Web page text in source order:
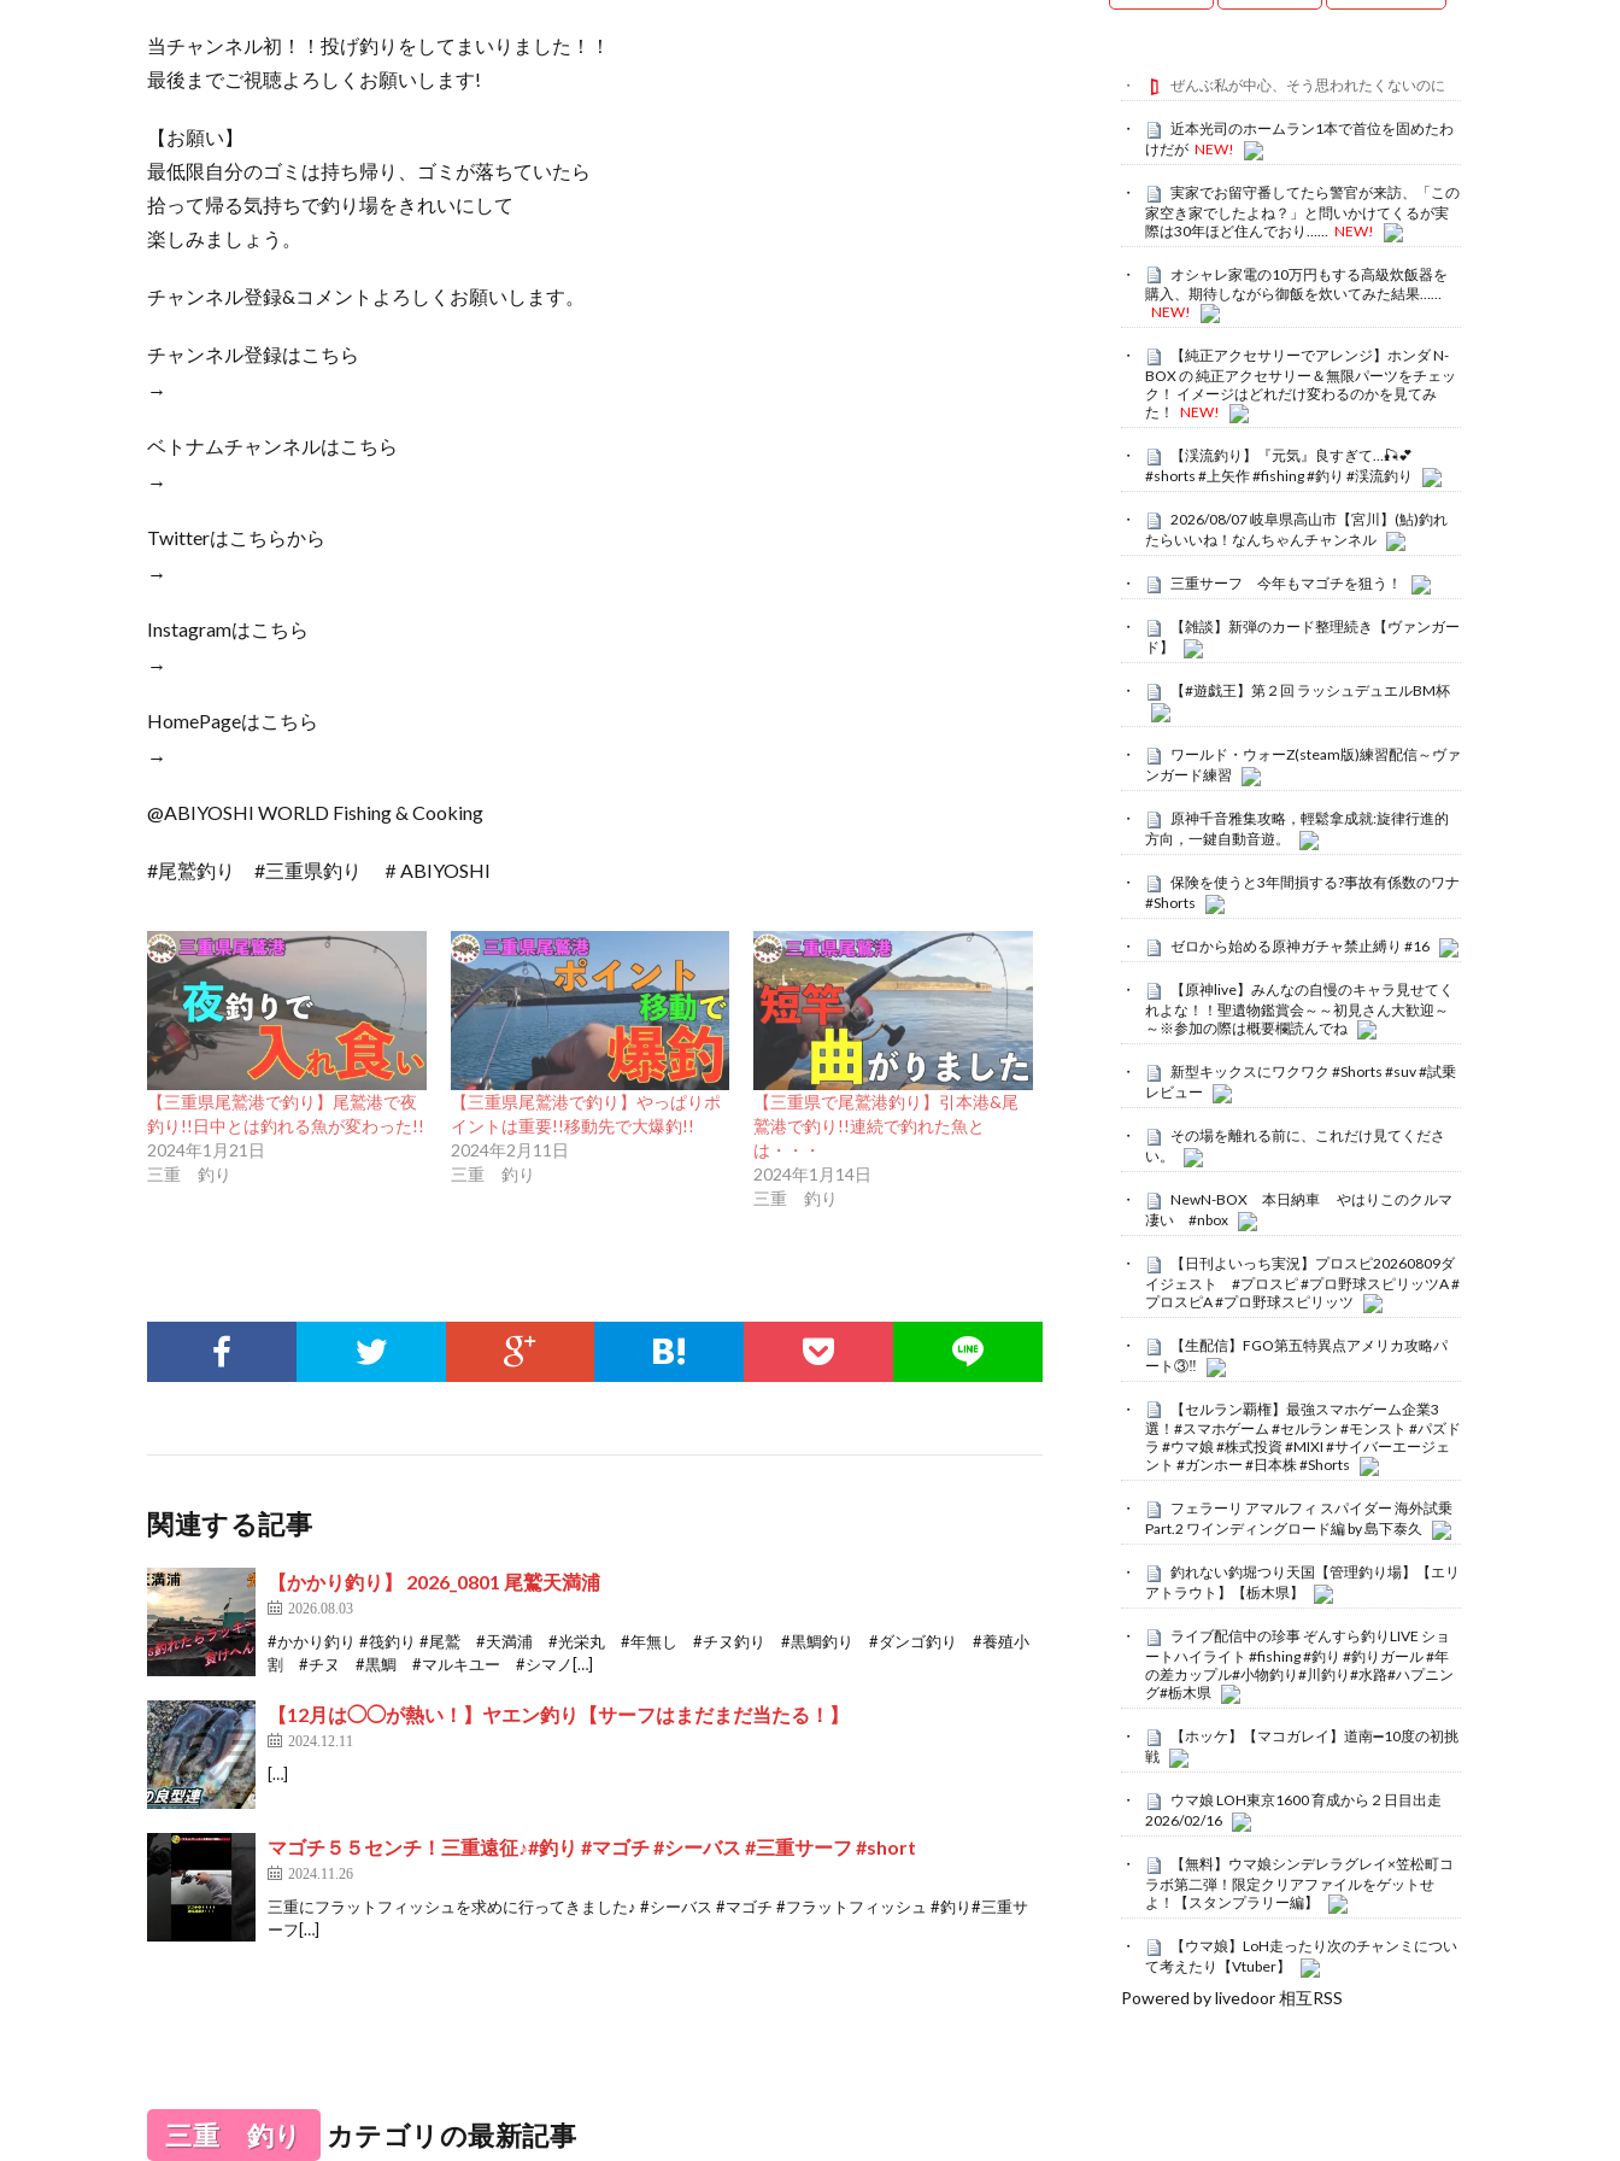
当チャンネル初！！投げ釣りをしてまいりました！！
最後までご視聴よろしくお願いします!
【お願い】
最低限自分のゴミは持ち帰り、ゴミが落ちていたら
拾って帰る気持ちで釣り場をきれいにして
楽しみましょう。
チャンネル登録&コメントよろしくお願いします。
チャンネル登録はこちら
→
ベトナムチャンネルはこちら
→
Twitterはこちらから
→
Instagramはこちら
→
HomePageはこちら
→
@ABIYOSHI WORLD Fishing & Cooking
#尾鷲釣り #三重県釣り ＃ABIYOSHI
【三重県尾鷲港で釣り】尾鷲港で夜
釣り!!日中とは釣れる魚が変わった!!
2024年1月21日
三重 釣り
【三重県尾鷲港で釣り】やっぱりポ
イントは重要!!移動先で大爆釣!!
2024年2月11日
三重 釣り
【三重県で尾鷲港釣り】引本港&尾
鷲港で釣り!!連続で釣れた魚と
は・・・
2024年1月14日
三重 釣り
関連する記事
【かかり釣り】 2026_0801 尾鷲天満浦
2026.08.03
#かかり釣り #筏釣り #尾鷲 #天満浦 #光栄丸 #年無し #チヌ釣り #黒鯛釣り #ダンゴ釣り #養殖小
割 #チヌ #黒鯛 #マルキユー #シマノ[…]
【12月は◯◯が熱い！】ヤエン釣り【サーフはまだまだ当たる！】
2024.12.11
[…]
マゴチ５５センチ！三重遠征♪#釣り #マゴチ #シーバス #三重サーフ #short
2024.11.26
三重にフラットフィッシュを求めに行ってきました♪ #シーバス #マゴチ #フラットフィッシュ #釣り#三重サ
ーフ[…]
ぜんぶ私が中心、そう思われたくないのに
近本光司のホームラン1本で首位を固めたわ
けだが NEW!
実家でお留守番してたら警官が来訪、「この
家空き家でしたよね？」と問いかけてくるが実
際は30年ほど住んでおり……
NEW!
オシャレ家電の10万円もする高級炊飯器を
購入、期待しながら御飯を炊いてみた結果……
NEW!
【純正アクセサリーでアレンジ】ホンダ N-
BOX の 純正アクセサリー＆無限パーツをチェッ
ク！ イメージはどれだけ変わるのかを見てみ
た！
NEW!
【渓流釣り】『元気』良すぎて…🎣💕
#shorts #上矢作 #fishing #釣り #渓流釣り
2026/08/07 岐阜県高山市【宮川】(鮎)釣れ
たらいいね！なんちゃんチャンネル
三重サーフ 今年もマゴチを狙う！
【雑談】新弾のカード整理続き【ヴァンガー
ド】
【#遊戯王】第２回 ラッシュデュエルBM杯
ワールド・ウォーZ(steam版)練習配信～ヴァ
ンガード練習
原神千音雅集攻略，輕鬆拿成就:旋律行進的
方向，一鍵自動音遊。
保険を使うと3年間損する?事故有係数のワナ
#Shorts
ゼロから始める原神ガチャ禁止縛り #16
【原神live】みんなの自慢のキャラ見せてく
れよな！！聖遺物鑑賞会～～初見さん大歓迎～
～※参加の際は概要欄読んでね
新型キックスにワクワク #Shorts #suv #試乗
レビュー
その場を離れる前に、これだけ見てくださ
い。
NewN-BOX 本日納車 やはりこのクルマ
凄い #nbox
【日刊よいっち実況】プロスピ20260809ダ
イジェスト #プロスピ #プロ野球スピリッツA #
プロスピA #プロ野球スピリッツ
【生配信】FGO第五特異点アメリカ攻略パ
ート③‼️
【セルラン覇権】最強スマホゲーム企業3
選！#スマホゲーム #セルラン #モンスト #パズド
ラ #ウマ娘 #株式投資 #MIXI #サイバーエージェ
ント #ガンホー #日本株 #Shorts
フェラーリ アマルフィ スパイダー 海外試乗
Part.2 ワインディングロード編 by 島下泰久
釣れない釣堀つり天国【管理釣り場】【エリ
アトラウト】【栃木県】
ライブ配信中の珍事 ぞんすら釣りLIVE ショ
ートハイライト #fishing #釣り #釣りガール #年
の差カップル#小物釣り#川釣り#水路#ハプニン
グ#栃木県
【ホッケ】【マコガレイ】道南➖10度の初挑
戦
ウマ娘 LOH東京1600 育成から２日目出走
2026/02/16
【無料】ウマ娘シンデレラグレイ×笠松町コ
ラボ第二弾！限定クリアファイルをゲットせ
よ！【スタンプラリー編】
【ウマ娘】LoH走ったり次のチャンミについ
て考えたり【Vtuber】
Powered by livedoor 相互RSS
三重 釣り カテゴリの最新記事